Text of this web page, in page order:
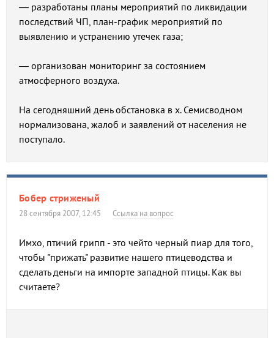
— разработаны планы мероприятий по ликвидации
последствий ЧП, план-график мероприятий по
выявлению и устранению утечек газа;
— организован мониторинг за состоянием
атмосферного воздуха.
На сегодняшний день обстановка в х. Семисводном
нормализована, жалоб и заявлений от населения не
поступало.
Бобер стриженый
28 сентября 2007, 12:45 Ссылка на вопрос
Имхо, птичий грипп - это чейто черный пиар для того,
чтобы "прижать" развитие нашего птицеводства и
сделать деньги на импорте западной птицы. Как вы
считаете?